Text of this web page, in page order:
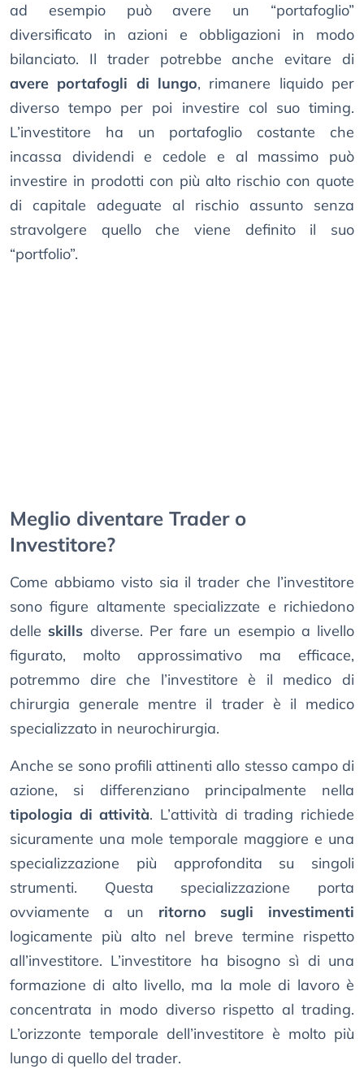
ad esempio può avere un “portafoglio”
diversificato in azioni e obbligazioni in modo
bilanciato. Il trader potrebbe anche evitare di
avere portafogli di lungo, rimanere liquido per
diverso tempo per poi investire col suo timing.
L’investitore ha un portafoglio costante che
incassa dividendi e cedole e al massimo può
investire in prodotti con più alto rischio con quote
di capitale adeguate al rischio assunto senza
stravolgere quello che viene definito il suo
“portfolio”.
Meglio diventare Trader o
Investitore?
Come abbiamo visto sia il trader che l’investitore
sono figure altamente specializzate e richiedono
delle skills diverse. Per fare un esempio a livello
figurato, molto approssimativo ma efficace,
potremmo dire che l’investitore è il medico di
chirurgia generale mentre il trader è il medico
specializzato in neurochirurgia.
Anche se sono profili attinenti allo stesso campo di
azione, si differenziano principalmente nella
tipologia di attività. L’attività di trading richiede
sicuramente una mole temporale maggiore e una
specializzazione più approfondita su singoli
strumenti. Questa specializzazione porta
ovviamente a un ritorno sugli investimenti
logicamente più alto nel breve termine rispetto
all’investitore. L’investitore ha bisogno sì di una
formazione di alto livello, ma la mole di lavoro è
concentrata in modo diverso rispetto al trading.
L’orizzonte temporale dell’investitore è molto più
lungo di quello del trader.